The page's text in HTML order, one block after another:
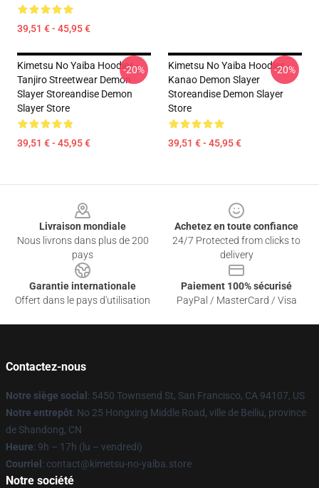
39,51 € - 45,95 €
Kimetsu No Yaiba Hoodies -
Tanjiro Streetwear Demon
Slayer Storeandise Demon
Slayer Store
39,51 € - 45,95 €
-20%
Kimetsu No Yaiba Hoodies -
Kanao Demon Slayer
Storeandise Demon Slayer
Store
39,51 € - 45,95 €
-20%
Livraison mondiale
Nous livrons dans plus de 200
pays
Achetez en toute confiance
24/7 Protected from clicks to
delivery
Garantie internationale
Offert dans le pays d'utilisation
Paiement 100% sécurisé
PayPal / MasterCard / Visa
Contactez-nous
Notre siège social : 5450 Townsend St, San Francisco, CA 94107, US
Notre entrepôt: No 25 Hongxing Middle Road, ville de Beiliu, province
de Shandong, CN
Heure: 9h – 17h (lu – vendredi)
Courriel : contact@kimetsu-no-yaiba.store
Notre société